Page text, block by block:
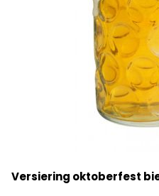
Versiering oktoberfest